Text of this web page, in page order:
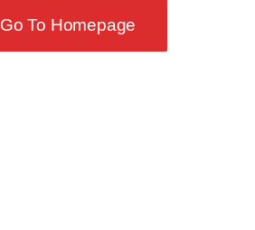
Go To Homepage